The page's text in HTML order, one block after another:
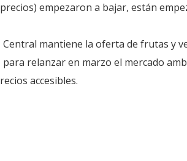
empezaron a bajar, están
mantiene la oferta de frutas y
relanzar en marzo el mercado
accesibles.